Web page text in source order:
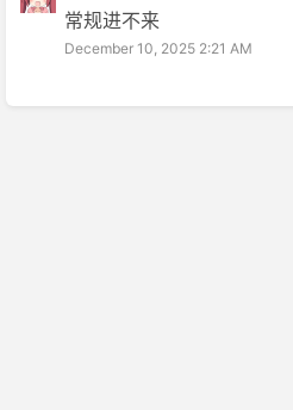
常规进不来
December 10, 2025 2:21 AM